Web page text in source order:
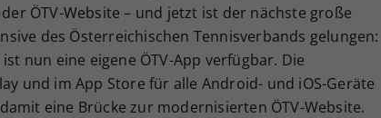
ÖTV-Website – und jetzt ist der nächste große
des Österreichischen Tennisverbands gelungen:
nun eine eigene ÖTV-App verfügbar. Die
und im App Store für alle Android- und iOS-Geräte
eine Brücke zur modernisierten ÖTV-Website.